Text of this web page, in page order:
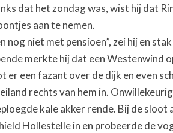
dat het zondag was, wist hij dat
aan te nemen.
nog niet met pensioen”, zei hij en
merkte hij dat een Westenwind
er een fazant over de dijk en even
rechts van hem in.
kale akker rende. Bij de sloot
Hollestelle in en probeerde de